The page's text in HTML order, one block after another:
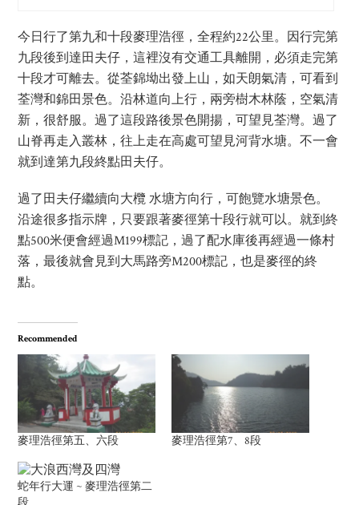
今日行了第九和十段麥理浩徑，全程約22公里。因行完第
九段後到達田夫仔，這裡沒有交通工具離開，必須走完第
十段才可離去。從荃錦坳出發上山，如天朗氣清，可看到
荃灣和錦田景色。沿林道向上行，兩旁樹木林蔭，空氣清
新，很舒服。過了這段路後景色開揚，可望見荃灣。過了
山脊再走入叢林，往上走在高處可望見河背水塘。不一會
就到達第九段終點田夫仔。
過了田夫仔繼續向大欖 水塘方向行，可飽覽水塘景色。
沿途很多指示牌，只要跟著麥徑第十段行就可以。就到終
點500米便會經過M199標記，過了配水庫後再經過一條村
落，最後就會見到大馬路旁M200標記，也是麥徑的終
點。
Recommended
麥理浩徑第五、六段 麥理浩徑第7、8段
蛇年行大運 ~ 麥理浩徑第二